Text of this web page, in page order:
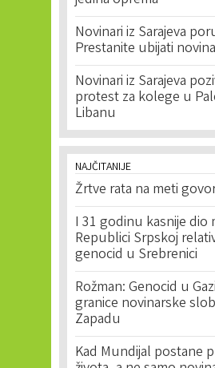
Novinari iz Sarajeva
Prestanite ubijati
Novinari iz Sarajeva
protest za kolege u
Libanu
NAJČITANIJE
Žrtve rata na meti
I 31 godinu kasnije dio
Republici Srpskoj
genocid u Srebrenici
Rožman: Genocid u
granice novinarske
Zapadu
Kad Mundijal postane